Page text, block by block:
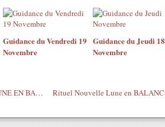
Guidance du Vendredi 19
Novembre
Guidance du Jeudi 18
Novembre
RITUEL NOUVELLE LUNE EN BALANCE RITUEL DE LIBERATION